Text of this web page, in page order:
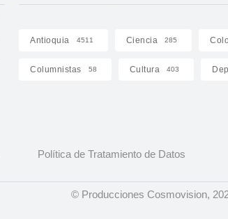
Antioquia 4511 Ciencia 285
Columnistas 58 Cultura 403
Política de Tratamiento de Datos
© Producciones Cosmovision,